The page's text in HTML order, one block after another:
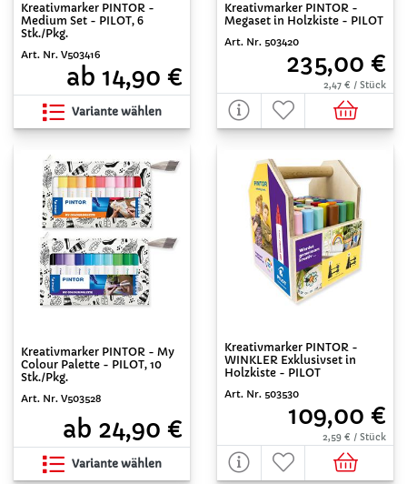
Kreativmarker PINTOR -
Medium Set - PILOT, 6
Stk./Pkg.
Art. Nr. V503416
ab 14,90 €
Variante wählen
Kreativmarker PINTOR -
Megaset in Holzkiste - PILOT
Art. Nr. 503420
235,00 €
2,47 € / Stück
Kreativmarker PINTOR - My
Colour Palette - PILOT, 10
Stk./Pkg.
Art. Nr. V503528
ab 24,90 €
Variante wählen
Kreativmarker PINTOR -
WINKLER Exklusivset in
Holzkiste - PILOT
Art. Nr. 503530
109,00 €
2,59 € / Stück